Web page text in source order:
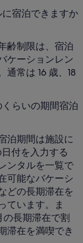
宿泊できますか
齢制限は、宿泊
ケーションレン
常は 16 歳、18
らいの期間宿泊
泊期間は施設に
付を入力する
ンタルを一覧で
可能なバケーシ
どの長期滞在を
ています。ま
の長期滞在で割
滞在を満喫でき